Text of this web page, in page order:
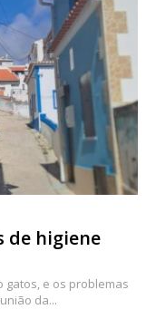
de higiene
gatos, e os problemas
da...